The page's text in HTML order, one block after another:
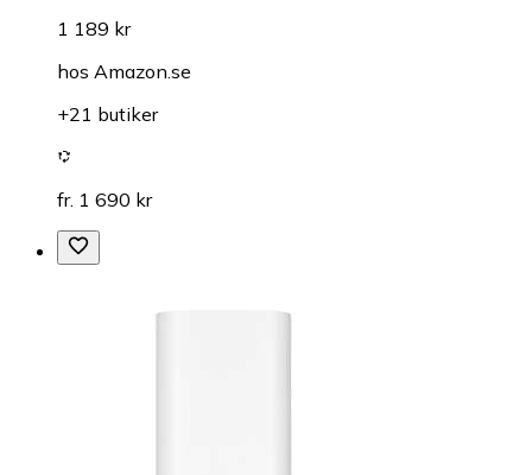
1 189 kr
hos Amazon.se
+21 butiker
fr. 1 690 kr